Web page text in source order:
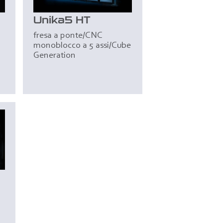
Unika5 HT
fresa a ponte/CNC
monoblocco a 5 assi/Cube
Generation